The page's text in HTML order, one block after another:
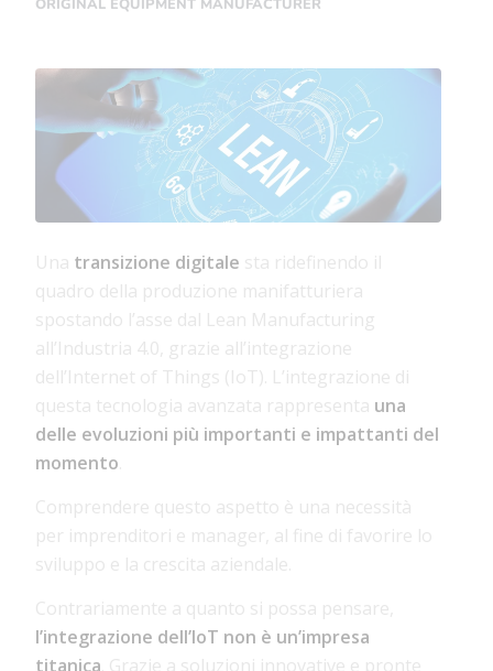
ORIGINAL EQUIPMENT MANUFACTURER
Una transizione digitale sta ridefinendo il
quadro della produzione manifatturiera
spostando l’asse dal Lean Manufacturing
all’Industria 4.0, grazie all’integrazione
dell’Internet of Things (IoT). L’integrazione di
questa tecnologia avanzata rappresenta una
delle evoluzioni più importanti e impattanti del
momento
Comprendere questo aspetto è una necessità
per imprenditori e manager, al fine di favorire lo
sviluppo e la crescita aziendale.
Contrariamente a quanto si possa pensare,
l’integrazione dell’IoT non è un’impresa
titanica . Grazie a soluzioni innovative e pronte